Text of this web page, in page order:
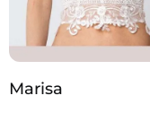
Marisa